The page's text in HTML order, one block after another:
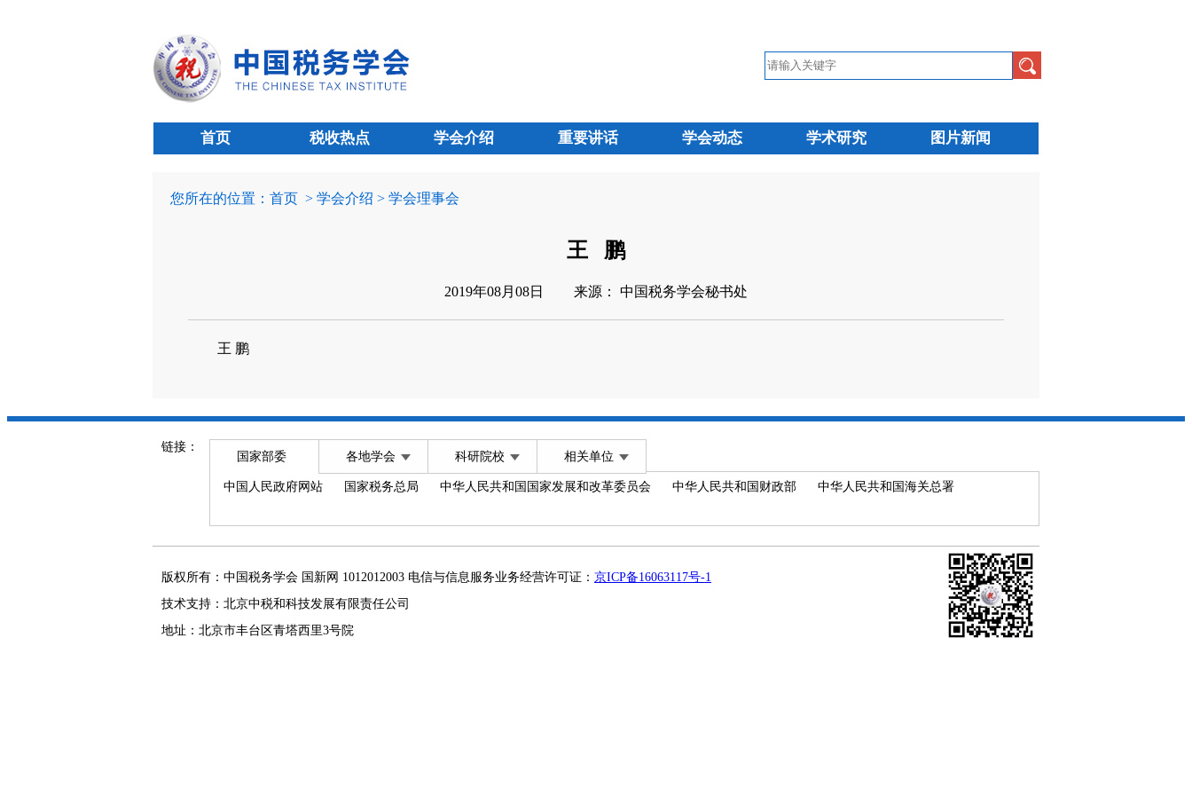
首页 税收热点 学会介绍 重要讲话 学会动态 学术研究 图片新闻
您所在的位置： 首页 > 学会介绍 > 学会理事会
王 鹏
2019年08月08日 来源： 中国税务学会秘书处
王 鹏
链接：
国家部委 各地学会 科研院校 相关单位
中国人民政府网站 国家税务总局 中华人民共和国国家发展和改革委员会 中华人民共和国财政部 中华人民共和国海关总署
版权所有：中国税务学会 国新网 1012012003 电信与信息服务业务经营许可证： 京ICP备16063117号-1
技术支持：北京中税和科技发展有限责任公司
地址：北京市丰台区青塔西里3号院